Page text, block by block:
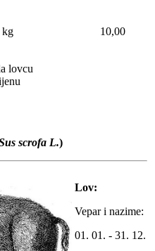
kg 10,00
lovcu
scrofa L.)
Lov:
Vepar i nazime:
01. 01. - 31. 12.